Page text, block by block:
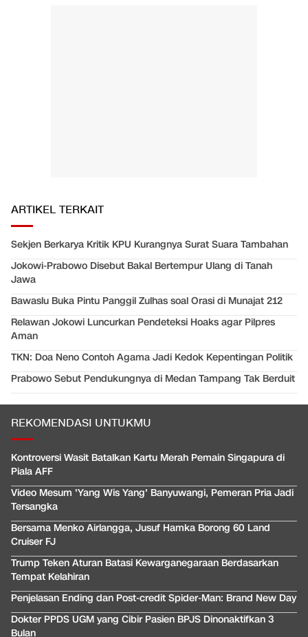
ARTIKEL TERKAIT
Sekjen Berkarya Kritik KPU Kurangnya Surat Suara Tambahan
Jokowi-Prabowo Disebut Bakal Bertempur Ulang di Tanah
Jawa
Bawaslu Buka Pintu Panggil Zulhas soal Orasi di Munajat 212
Relawan Jokowi Luncurkan Pendeteksi Hoaks agar Pilpres
Aman
TKN: Doa Neno Contoh Agama Jadi Kedok Kepentingan Politik
Prabowo Sebut Pendukungnya di Medan Tampang Tak Berduit
REKOMENDASI UNTUKMU
Kontroversi Wasit Batalkan Kartu Merah Pemain Singapura di
Piala AFF
Video Mesum 'Yang Wis Yang' Banyuwangi, Pemeran Pria Jadi
Tersangka
Bersama Menko Airlangga, Jusuf Hamka Borong 60 Land
Cruiser FJ
Trump Teken Aturan Batasi Kewarganegaraan Berdasarkan
Tempat Kelahiran
Penjelasan Ending dan Post-credit Spider-Man: Brand New Day
Dokter PPDS UGM yang Cibir Pasien BPJS Dinonaktifkan 3
Bulan